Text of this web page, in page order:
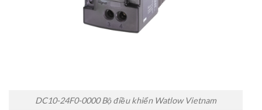
DC10-24F0-0000 Bộ điều khiển Watlow Vietnam